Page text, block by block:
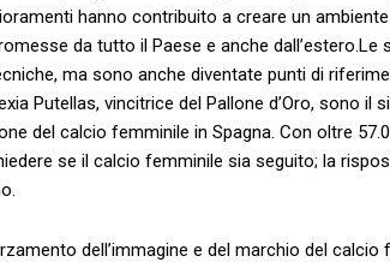
hanno contribuito a creare ​un
da tutto il⁢ Paese e anche ​dall’estero.Le
ma sono ‍anche diventate⁤ punti di
Putellas, ​vincitrice del Pallone d’Oro, sono il
⁤del ‍calcio femminile in Spagna.⁣ Con oltre
se⁣ il calcio ⁣femminile sia seguito; la
dell’immagine e del marchio del